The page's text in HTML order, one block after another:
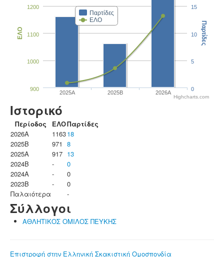
Παρτίδες
ΕΛΟ
2025A 2025B 2026A
900
1000
1100
1200
ΕΛΟ
0
5
10
15
Παρτίδες
Highcharts.com
Ιστορικό
Περίοδος ΕΛΟΠαρτίδες
2026A
116318
2025B
971 8
2025A
917 13
2024B
-
0
2024A
-
0
2023B
-
0
Παλαιότερα
-
Σύλλογοι
ΑΘΛΗΤΙΚΟΣ ΟΜΙΛΟΣ ΠΕΥΚΗΣ
Επιστροφή στην Ελληνική Σκακιστική Ομοσπονδία